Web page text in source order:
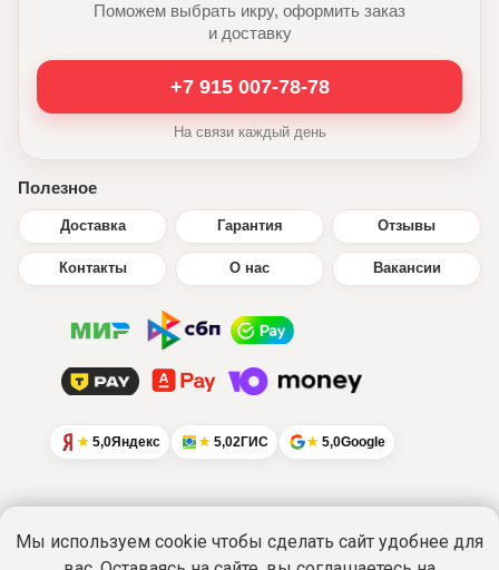
Поможем выбрать икру, оформить заказ
и доставку
+7 915 007-78-78
На связи каждый день
Полезное
Доставка Гарантия Отзывы
Контакты О нас Вакансии
5,0Яндекс 5,02ГИС 5,0Google
Мы используем cookie чтобы сделать сайт удобнее для